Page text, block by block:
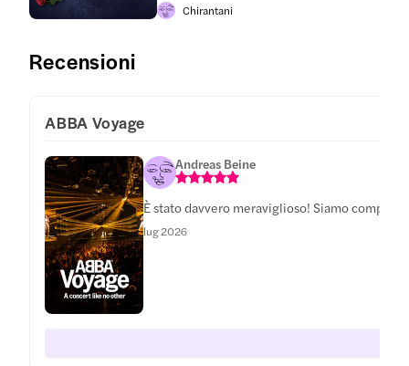
Chirantani
Recensioni
ABBA Voyage
Andreas Beine
È stato davvero meraviglioso! Siamo
lug 2026